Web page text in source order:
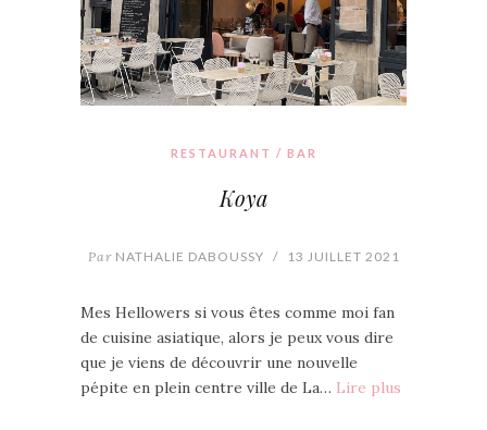
RESTAURANT / BAR
Koya
ParNATHALIE DABOUSSY / 13 JUILLET 2021
Mes Hellowers si vous êtes comme moi fan
de cuisine asiatique, alors je peux vous dire
que je viens de découvrir une nouvelle
pépite en plein centre ville de La… Lire plus